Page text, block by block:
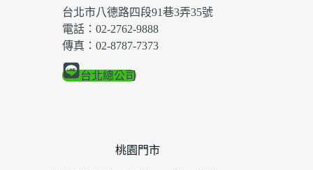
台北市八德路四段91巷3弄35號
電話：02-2762-9888
傳真：02-8787-7373
台北總公司
桃園門市